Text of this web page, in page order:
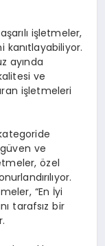
işletmeler,
kanıtlayabiliyor.
ayında
ve
işletmeleri
ve
özel
“En İyi
tarafsız bir